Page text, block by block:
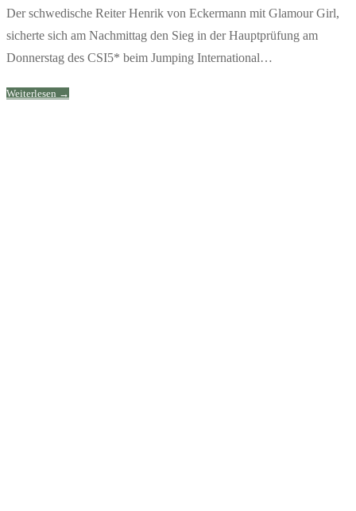
Der schwedische Reiter Henrik von Eckermann mit Glamour Girl,
sicherte sich am Nachmittag den Sieg in der Hauptprüfung am
Donnerstag des CSI5* beim Jumping International…
Weiterlesen →